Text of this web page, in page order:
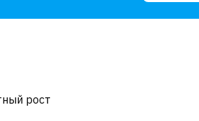
рост